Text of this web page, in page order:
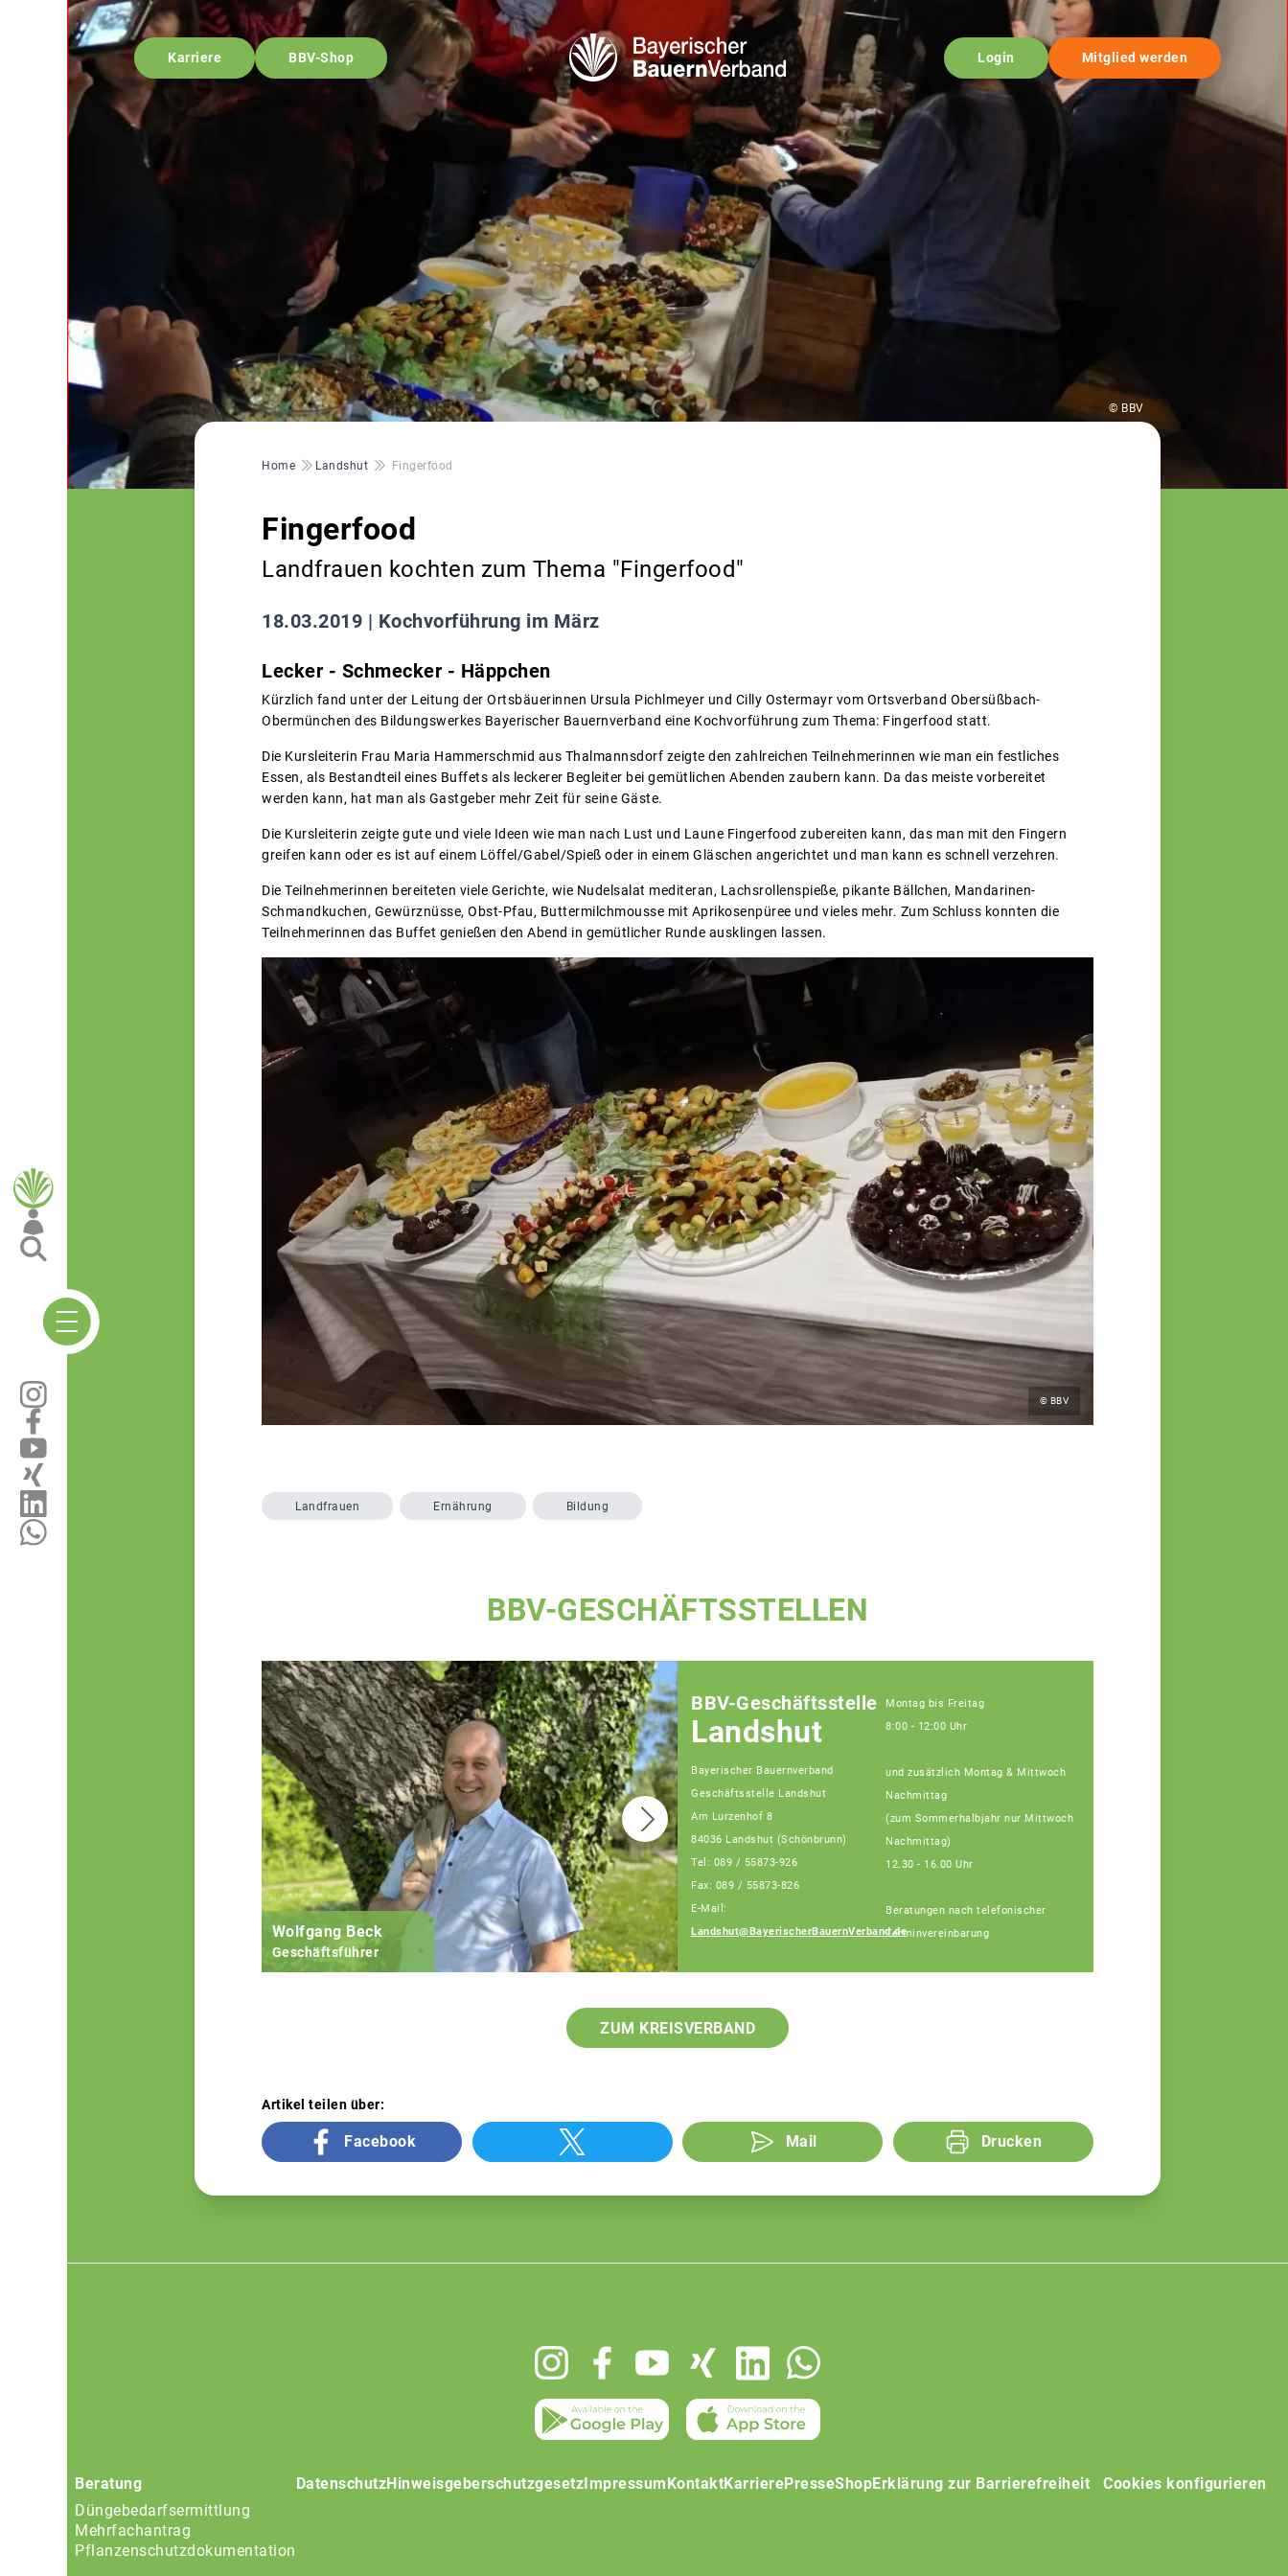
Karriere BBV-Shop Login Mitglied werden
© BBV
Pfadnavigation
Home Landshut Fingerfood
Fingerfood
Landfrauen kochten zum Thema "Fingerfood"
18.03.2019 | Kochvorführung im März
Lecker - Schmecker - Häppchen
Kürzlich fand unter der Leitung der Ortsbäuerinnen Ursula Pichlmeyer und Cilly Ostermayr vom Ortsverband Obersüßbach-
Obermünchen des Bildungswerkes Bayerischer Bauernverband eine Kochvorführung zum Thema: Fingerfood statt.
Die Kursleiterin Frau Maria Hammerschmid aus Thalmannsdorf zeigte den zahlreichen Teilnehmerinnen wie man ein festliches
Essen, als Bestandteil eines Buffets als leckerer Begleiter bei gemütlichen Abenden zaubern kann. Da das meiste vorbereitet
werden kann, hat man als Gastgeber mehr Zeit für seine Gäste.
Die Kursleiterin zeigte gute und viele Ideen wie man nach Lust und Laune Fingerfood zubereiten kann, das man mit den Fingern
greifen kann oder es ist auf einem Löffel/Gabel/Spieß oder in einem Gläschen angerichtet und man kann es schnell verzehren.
Die Teilnehmerinnen bereiteten viele Gerichte, wie Nudelsalat mediteran, Lachsrollenspieße, pikante Bällchen, Mandarinen-
Schmandkuchen, Gewürznüsse, Obst-Pfau, Buttermilchmousse mit Aprikosenpüree und vieles mehr. Zum Schluss konnten die
Teilnehmerinnen das Buffet genießen den Abend in gemütlicher Runde ausklingen lassen.
© BBV
Landfrauen Ernährung Bildung
BBV-GESCHÄFTSSTELLEN
Wolfgang Beck
Geschäftsführer
Markus Mayerhofer
BBV-Geschäftsstelle
Landshut
Bayerischer Bauernverband
Geschäftsstelle Landshut
Am Lurzenhof 8
84036 Landshut (Schönbrunn)
Tel: 089 / 55873-926
Fax: 089 / 55873-826
E-Mail:
Landshut@BayerischerBauernVerband.de
Montag bis Freitag
8:00 - 12:00 Uhr
und zusätzlich Montag & Mittwoch
Nachmittag
(zum Sommerhalbjahr nur Mittwoch
Nachmittag)
12.30 - 16.00 Uhr
Beratungen nach telefonischer
Terminvereinbarung
ZUM KREISVERBAND
Artikel teilen über:
Facebook Mail Drucken
Beratung
Düngebedarfsermittlung
Mehrfachantrag
Pflanzenschutzdokumentation
DatenschutzHinweisgeberschutzgesetzImpressumKontaktKarrierePresseShopErklärung zur Barrierefreiheit Cookies konfigurieren